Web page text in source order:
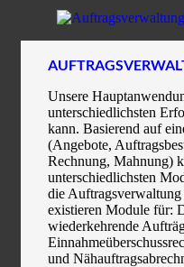
Unsere
unterschiedlichsten
kann. Basierend auf
(Angebote,
Rechnung, Mahnung)
unterschiedlichsten
die
existieren Module für:
wiederkehrende
und